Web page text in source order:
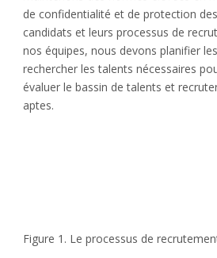
de confidentialité et de protection
candidats et leurs processus de
nos équipes, nous devons planifier
rechercher les talents nécessaires
évaluer le bassin de talents et
aptes.
Figure 1. Le processus de